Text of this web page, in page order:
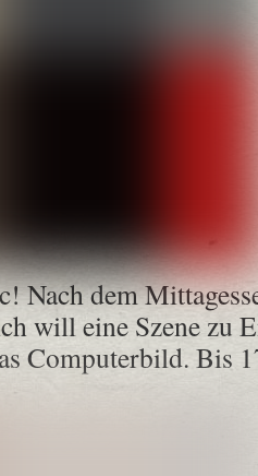
Nach dem
will eine Szene zu
Computerbild. Bis